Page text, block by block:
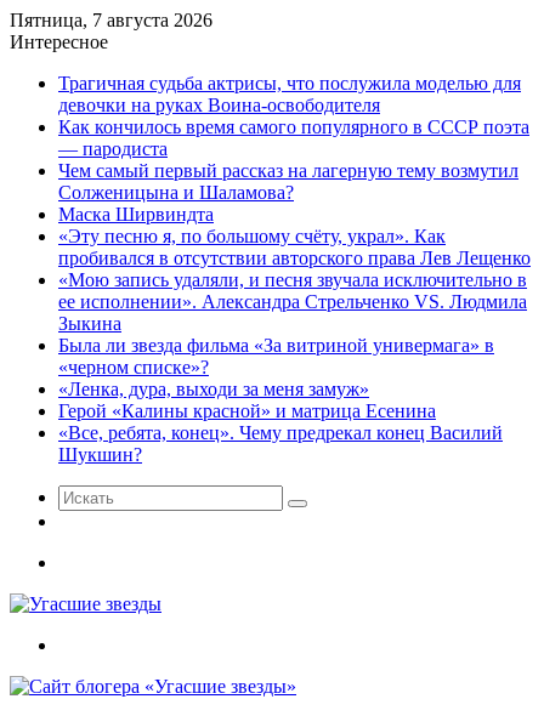
Пятница, 7 августа 2026
Интересное
Трагичная судьба актрисы, что послужила моделью для
девочки на руках Воина-освободителя
Как кончилось время самого популярного в СССР поэта
— пародиста
Чем самый первый рассказ на лагерную тему возмутил
Солженицына и Шаламова?
Маска Ширвиндта
«Эту песню я, по большому счёту, украл». Как
пробивался в отсутствии авторского права Лев Лещенко
«Мою запись удаляли, и песня звучала исключительно в
ее исполнении». Александра Стрельченко VS. Людмила
Зыкина
Была ли звезда фильма «За витриной универмага» в
«черном списке»?
«Ленка, дура, выходи за меня замуж»
Герой «Калины красной» и матрица Есенина
«Все, ребята, конец». Чему предрекал конец Василий
Шукшин?
Искать